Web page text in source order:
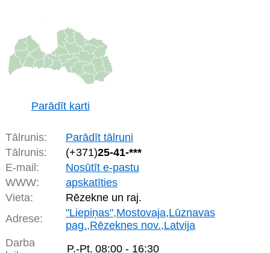
Parādīt karti
Tālrunis:
Parādīt tālruni
Tālrunis:
(+371)25-41-***
E-mail:
Nosūtīt e-pastu
WWW:
apskatīties
Vieta:
Rēzekne un raj.
Adrese:
"Liepiņas",Mostovaja,Lūznavas
pag.,Rēzeknes nov.,Latvija
Darba
P.-Pt. 08:00 - 16:30